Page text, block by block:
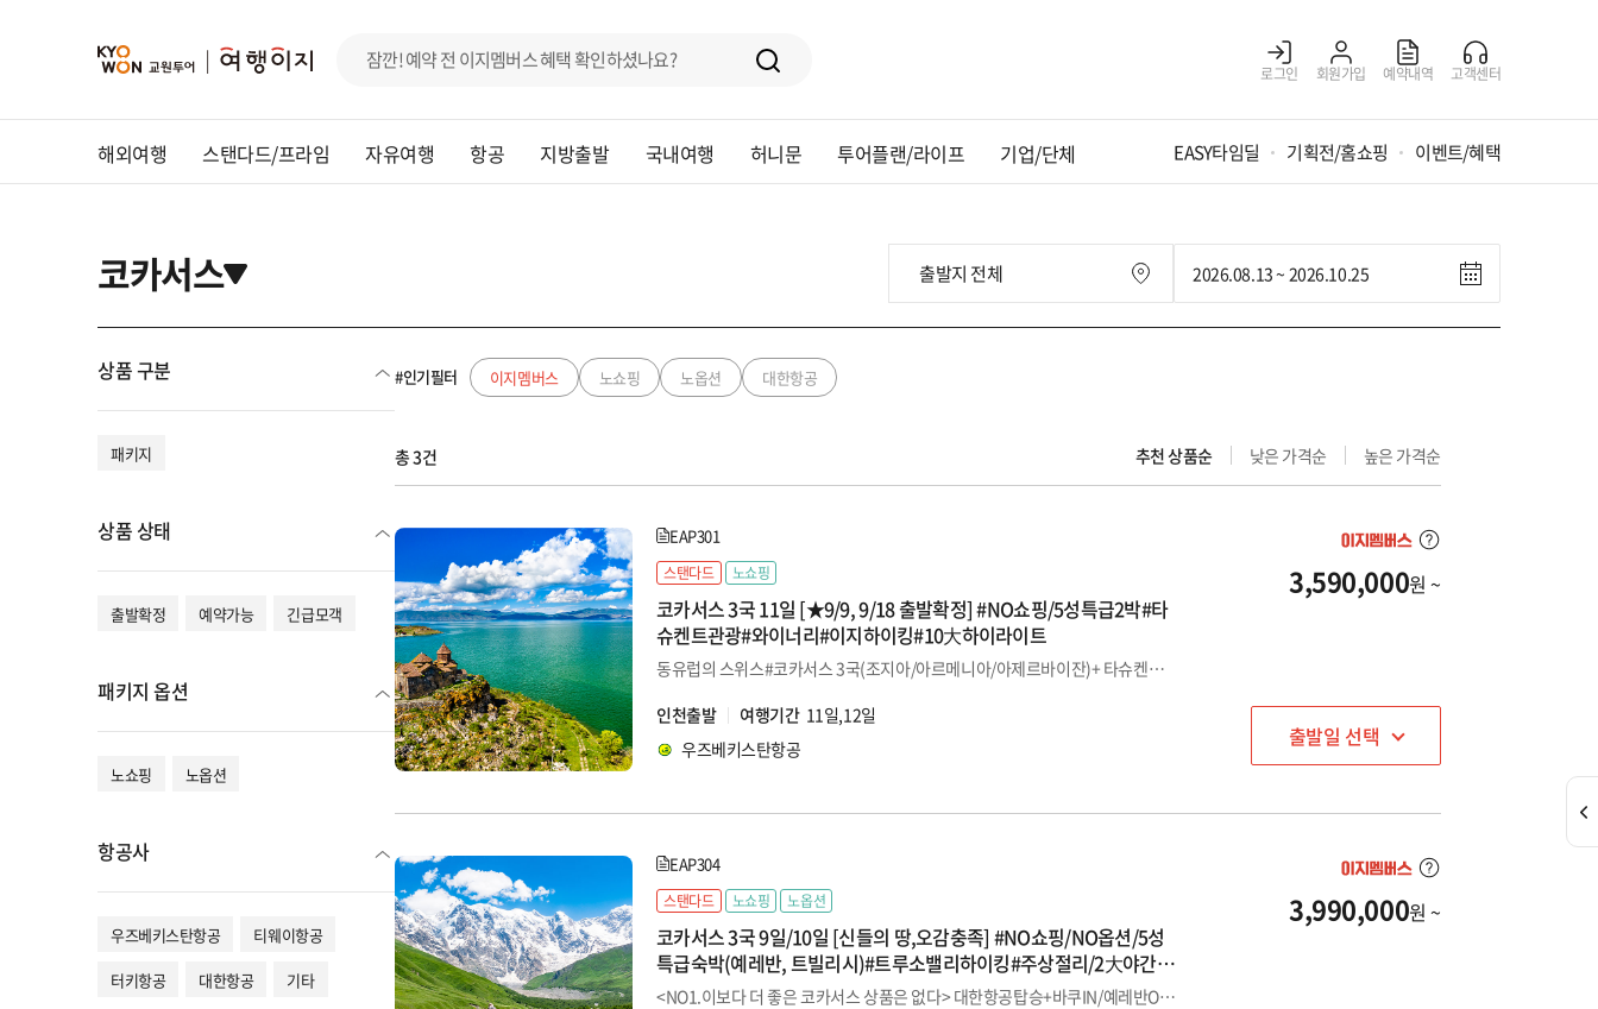
로그인 회원가입 예약내역 고객센터
해외여행 스탠다드/프라임 자유여행 항공 지방출발 국내여행 허니문 투어플랜/라이프 기업/단체 EASY타임딜 기획전/홈쇼핑 이벤트/혜택
코카서스
상품 구분
패키지
상품 상태
출발확정 예약가능 긴급모객
패키지 옵션
노쇼핑 노옵션
항공사
우즈베키스탄항공
티웨이항공
터키항공
대한항공 기타
#인기필터 이지멤버스 노쇼핑 노옵션 대한항공
총 3건 추천 상품순 낮은 가격순 높은 가격순
EAP301
스탠다드 노쇼핑
코카서스 3국 11일 [★9/9, 9/18 출발확정] #NO쇼핑/5성특급2박#타
슈켄트관광#와이너리#이지하이킹#10大하이라이트
동유럽의 스위스#코카서스 3국(조지아/아르메니아/아제르바이잔)+ 타슈켄트 관광 #타사비교필수_천혜의 자연 체험 #전4성숙박+구다우리숙박#자유시간포함#잘먹고#잘자고#잘여행하는 힐링여행 오랜 신화와 다양한 문화, 맛있는 먹거리까지 두루 갖춘 매혹적인 여행지입니다. #8000년 와인 역사, 압도적인 자연 풍경을 가지고 있는 살고 싶은 나라 "조지아" #노아의 방주가 멈춰다는 설과 세계에서 가장 오래된 도시 중 하나가 있는 예레반이 있는 "아르메니아" #제2의 두바이를 꿈꾸는 불의 나라 "아제르바이잔"
인천출발
여행기간 11일,12일
우즈베키스탄항공
3,590,000원 ~
출발일 선택
EAP304
스탠다드 노쇼핑 노옵션
코카서스 3국 9일/10일 [신들의 땅,오감충족] #NO쇼핑/NO옵션/5성
특급숙박(예레반, 트빌리시)#트루소밸리하이킹#주상절리/2大야간투
어/미니버스#파노라마식당/와이너리#바쿠IN/예레반OUT#
<NO1.이보다 더 좋은 코카서스 상품은 없다> 대한항공탑승+바쿠IN/예레반OUT 황금동선 # 5성특급4박(예레반2연박 월드체인시내) # 5대선택관광포함# <조지아,아르메니아.아제르바이잔 > 동.서양의 문명, 어디서인듯 들어본거 같은 신화와 거친 자연과 사람들의 발길이 많이 닿지 않아 순박한 사람들이 있는 나라들로 새로운 관광지로 각광을 받고 있는 여행지입니다.
3,990,000원 ~